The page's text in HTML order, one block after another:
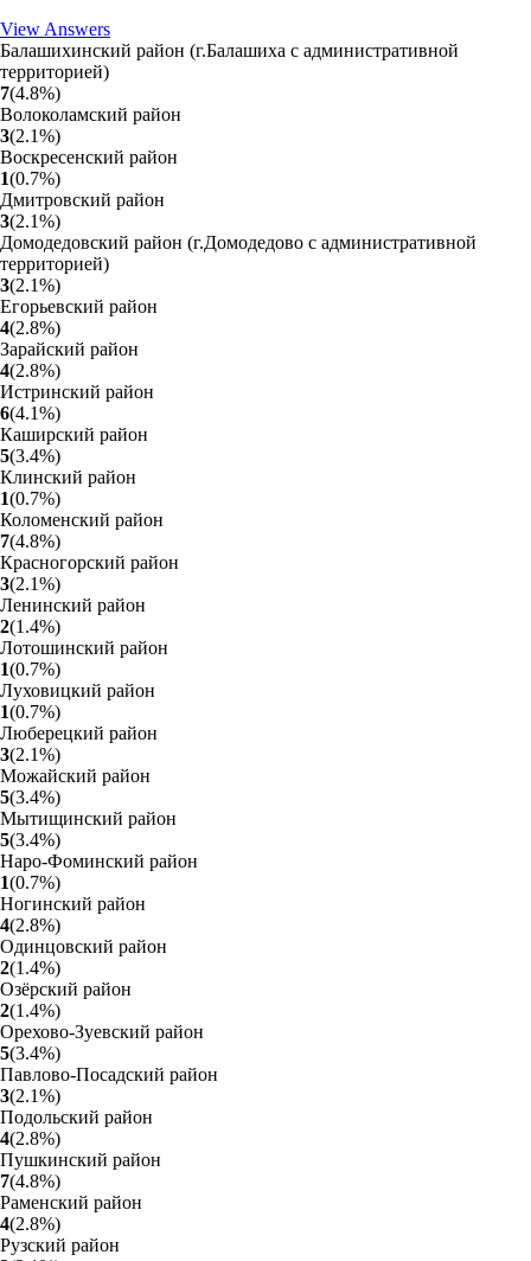
View Answers
Балашихинский район (г.Балашиха с административной
территорией)
7(4.8%)
Волоколамский район
3(2.1%)
Воскресенский район
1(0.7%)
Дмитровский район
3(2.1%)
Домодедовский район (г.Домодедово с административной
территорией)
3(2.1%)
Егорьевский район
4(2.8%)
Зарайский район
4(2.8%)
Истринский район
6(4.1%)
Каширский район
5(3.4%)
Клинский район
1(0.7%)
Коломенский район
7(4.8%)
Красногорский район
3(2.1%)
Ленинский район
2(1.4%)
Лотошинский район
1(0.7%)
Луховицкий район
1(0.7%)
Люберецкий район
3(2.1%)
Можайский район
5(3.4%)
Мытищинский район
5(3.4%)
Наро-Фоминский район
1(0.7%)
Ногинский район
4(2.8%)
Одинцовский район
2(1.4%)
Озёрский район
2(1.4%)
Орехово-Зуевский район
5(3.4%)
Павлово-Посадский район
3(2.1%)
Подольский район
4(2.8%)
Пушкинский район
7(4.8%)
Раменский район
4(2.8%)
Рузский район